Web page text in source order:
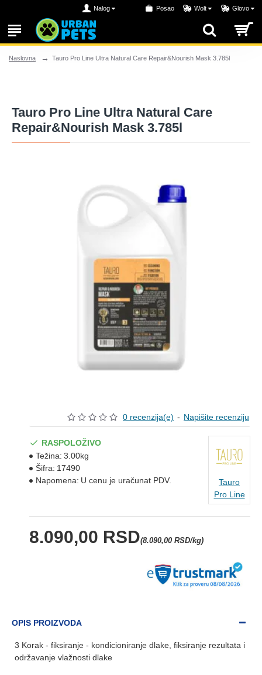
Nalog Posao Wolt Glovo
Naslovna Tauro Pro Line Ultra Natural Care Repair&Nourish Mask 3.785l
Tauro Pro Line Ultra Natural Care
Repair&Nourish Mask 3.785l
0 recenzija(e) - Napišite recenziju
8.090,00 RSD(8.090,00 RSD/kg)
RASPOLOŽIVO
Težina: 3.00kg
Šifra: 17490
Napomena: U cenu je uračunat PDV.
Tauro
Pro Line
OPIS PROIZVODA
3 Korak - fiksiranje - kondicioniranje dlake, fiksiranje rezultata i
održavanje vlažnosti dlake